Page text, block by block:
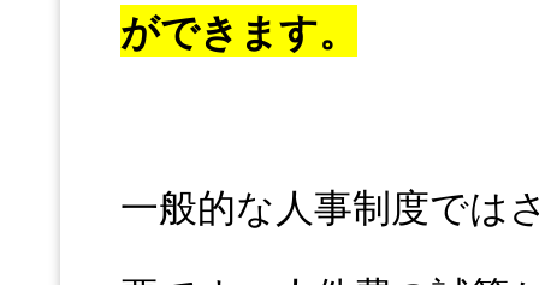
ができます。
一般的な人事制度では